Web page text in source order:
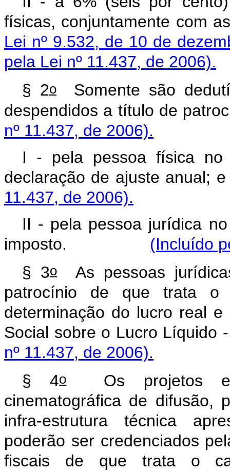
físicas, conjuntamente com
Lei nº 9.532, de 10 de
pela Lei nº 11.437, de 2006).
§ 2oSomente são
despendidos a título
nº 11.437, de 2006).
I - pela pessoa física no
declaração de
11.437, de 2006).
II - pela pessoa jurídica
imposto. (Incluído
§ 3oAs pessoas
patrocínio de que trata
determinação do lucro real
Social sobre o Lucro
nº 11.437, de 2006).
§ 4oOs projetos
cinematográfica de difusão,
infra-estrutura técnica
poderão ser credenciados
fiscais de que trata o